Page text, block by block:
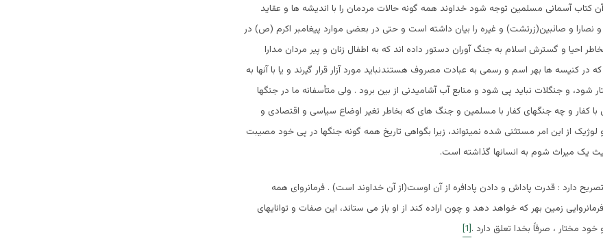
کتاب آسمانی مسلمین توجه شود خداوند همه گونه حالات مردمان را با اندیشه ها و عقاید
و نصارا و صائبین(زرتشت) و غیره را بیان داشته است و حتی در بعضی موارد پیغامبر اکرم (ص) در
احیا و گسترش اسلام به جنگ آوران دستور داده اند که به اطفال زنان و پیر مردان مدارا
در کنیسه ها بهر اسم و رسمی به عبادت مصروف هستندنباید مورد آزار قرار گیرند و یا با آنها به
شود، و جنگلات نباید پی شود و منابع آب آشامیدنی از بین برود . ولی متأسفانه ما در جنگها
کفار و چه جنگهای کفار با مسلمین و جنگ های که بخاطر تغیر اوضاع سیاسی و اقتصادی و
از این امر مستثنی شده نمیتواند، زیرا بگواهی تاریخ همه گونه جنگها در پی خود مصیبت
یک میراث شوم به انسانها گذاشته است.
تصریح دارد : قدرت پاداش و دادن پادافره از آن اوست(از آن خداوند است) . فرمانروای همه
زمین بهر که خواهد دهد و چون اراده کند از او باز می ستاند، این صفات و توانایهای
مختار ، صرفاً بخدا تعلق دارد .[1]